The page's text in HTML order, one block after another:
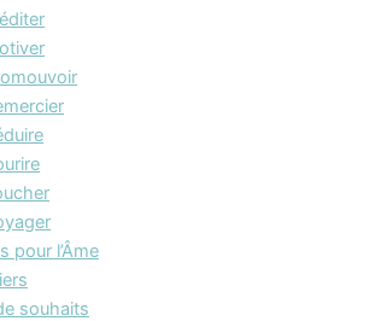
pour l’Âme
souhaits